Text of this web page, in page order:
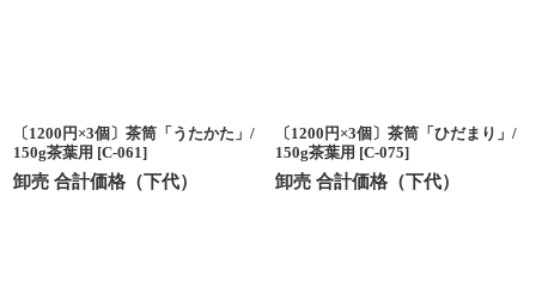
〔1200円×3個〕茶筒「うたかた」/
150g茶葉用 [C-061]
卸売 合計価格（下代）
〔1200円×3個〕茶筒「ひだまり」/
150g茶葉用 [C-075]
卸売 合計価格（下代）